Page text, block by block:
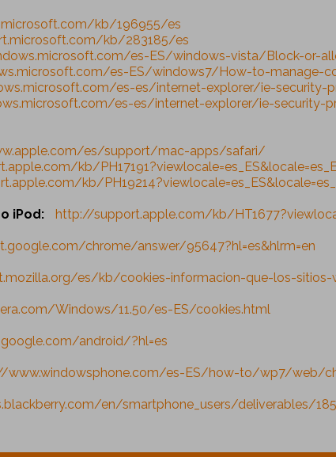
kb/196955/es
kb/283185/es
es-ES/windows-vista/Block-or-
es-ES/windows7/How-to-manage-
es-es/internet-explorer/ie-security-
es-es/internet-explorer/ie-security-
es/support/mac-apps/safari/
kb/
kb/
iPod: http://support.apple.com/kb/
chrome/answer/95647?hl=es&hlrm=en
es/kb/cookies-informacion-que-los-sitios-
Windows/11.50/es-ES/cookies.html
android/?hl=es
www.windowsphone.com/es-ES/how-to/wp7/web/
en/smartphone_users/deliverables/